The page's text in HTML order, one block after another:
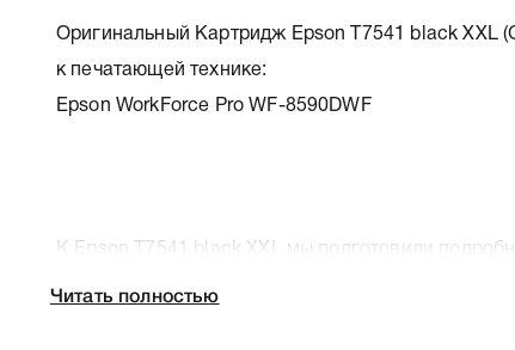
Оригинальный Картридж Epson T7541 black XXL
к печатающей технике:
Epson WorkForce Pro WF-8590DWF
К Epson T7541 black XXL мы подготовили
печатающей техники, к которому подходит Epson
Читать полностью